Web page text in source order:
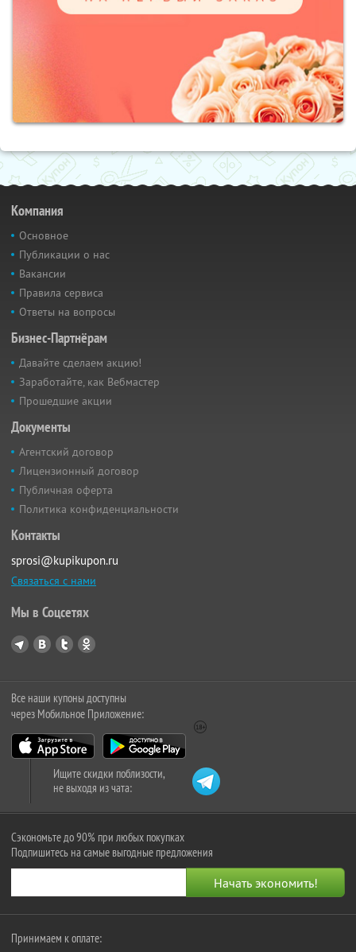
Компания
Основное
Публикации о нас
Вакансии
Правила сервиса
Ответы на вопросы
Бизнес-Партнёрам
Давайте сделаем акцию!
Заработайте, как Вебмастер
Прошедшие акции
Документы
Агентский договор
Лицензионный договор
Публичная оферта
Политика конфиденциальности
Контакты
sprosi@kupikupon.ru
Связаться с нами
Мы в Соцсетях
Все наши купоны доступны
через Мобильное Приложение:
Ищите скидки поблизости,
не выходя из чата:
Сэкономьте до 90% при любых покупках
Подпишитесь на самые выгодные предложения
Принимаем к оплате: